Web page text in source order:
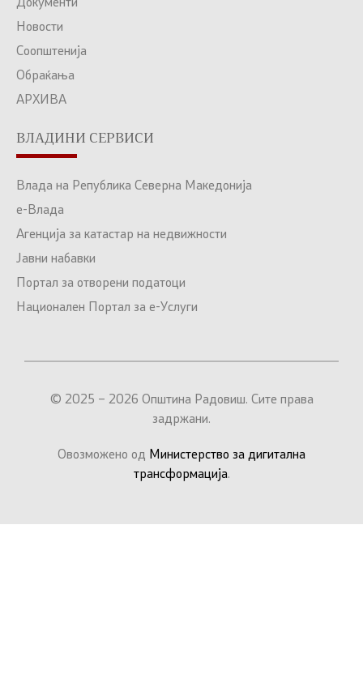
Документи
Новости
Соопштенија
Обраќања
АРХИВА
ВЛАДИНИ СЕРВИСИ
Влада на Република Северна Македонија
е-Влада
Агенција за катастар на недвижности
Јавни набавки
Портал за отворени податоци
Национален Портал за е-Услуги
© 2025 – 2026 Општина Радовиш. Сите права
задржани.
Овозможено од Министерство за дигитална
трансформација.